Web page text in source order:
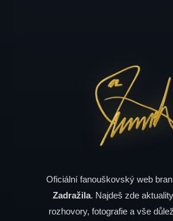
Oficiální fanouškovský web
Zadražila. Najdeš zde
rozhovory, fotografie a vše